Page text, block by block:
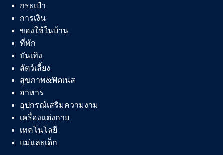
ง่าย
กระเป๋า
การเงิน
ของใช้ในบ้าน
ที่พัก
บันเทิง
สัตว์เลี้ยง
สุขภาพ&ฟิตเนส
อาหาร
อุปกรณ์เสริมความงาม
เครื่องแต่งกาย
เทคโนโลยี
แม่และเด็ก